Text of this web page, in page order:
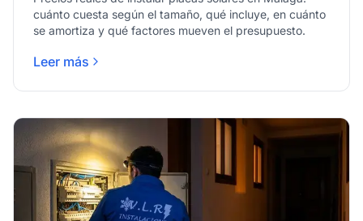
cuánto cuesta según el tamaño, qué incluye, en cuánto
se amortiza y qué factores mueven el presupuesto.
Leer más